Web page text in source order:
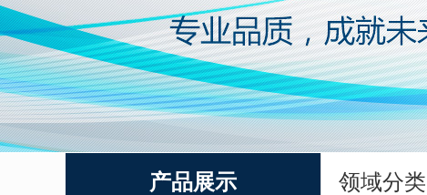
产品展示 领域分类